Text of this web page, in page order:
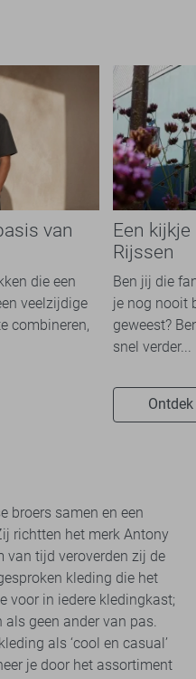
van
die een
veelzijdige
combineren,
Een
Rijssen
Ben jij die
je nog nooit
geweest?
snel verder...
broers samen en een
richtten het merk Antony
van tijd veroverden zij de
kleding die het
voor in iedere kledingkast;
geen ander van pas.
als ‘cool en casual’
je door het assortiment